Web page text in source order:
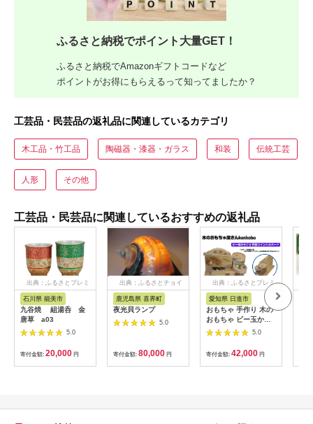
ふるさと納税でポイント大量GET！
ふるさと納税でAmazonギフトコードなど
ポイントがお得にもらえるって知ってましたか？
工芸品・民芸品の返礼品に関連しているカテゴリ
木工品・竹工品 陶磁器・漆器・ガラス 和装 伝統工芸
人形 その他
工芸品・民芸品に関連しているおすすめの返礼品
出典：ふるさとプレミ
石川県 能美市
九谷焼 組湯呑 金
唐草 a03
5.0
寄付金額: 20,000 円
出典：ふるさとチョイ
鹿児島県 喜界町
夜光貝ランプ
5.0
寄付金額: 80,000 円
出典：ふるさとプレミ
アム
愛知県 日進市
おもちゃ 手作り 木の
おもちゃ ビー玉から
くり 円盤ツイントル
ネード からくり 玩具
赤ちゃん 子供 雑貨
5.0
寄付金額: 42,000 円